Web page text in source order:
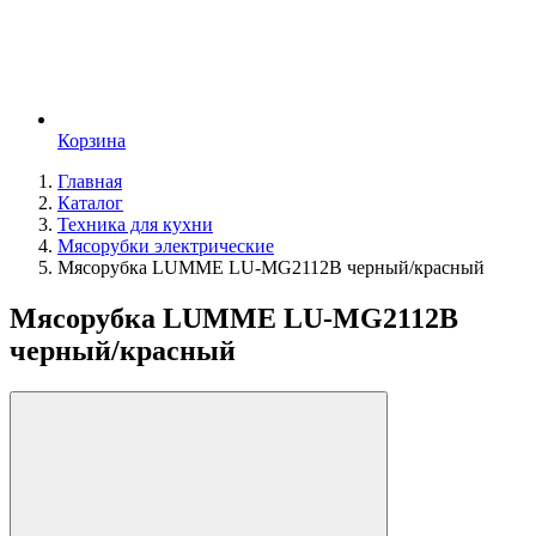
Корзина
Главная
Каталог
Техника для кухни
Мясорубки электрические
Мясорубка LUMME LU-MG2112B черный/красный
Мясорубка LUMME LU-MG2112B
черный/красный